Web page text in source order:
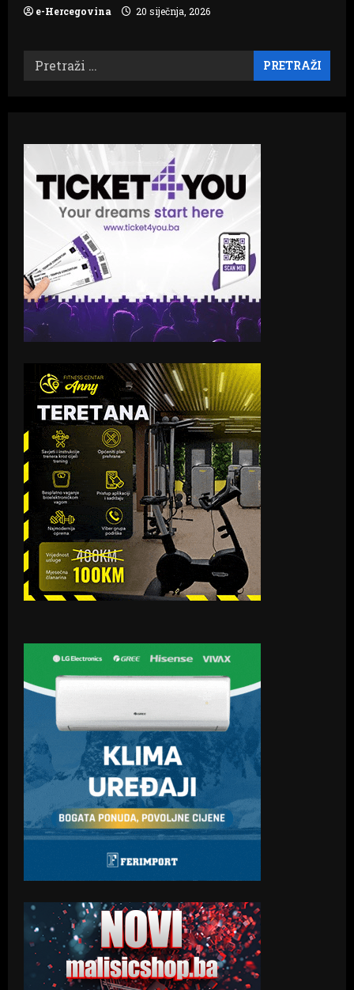
e-Hercegovina 20 siječnja, 2026
Pretraži: